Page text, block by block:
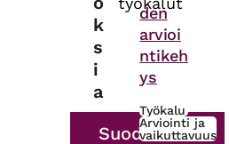
k
s
i
a
den
arvioi
ntikeh
ys
Työkalu
Arviointi ja
vaikuttavuus